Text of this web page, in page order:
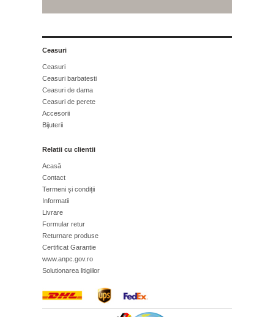
Ceasuri
Ceasuri
Ceasuri barbatesti
Ceasuri de dama
Ceasuri de perete
Accesorii
Bijuterii
Relatii cu clientii
Acasă
Contact
Termeni și condiții
Informatii
Livrare
Formular retur
Returnare produse
Certificat Garantie
www.anpc.gov.ro
Solutionarea litigiilor